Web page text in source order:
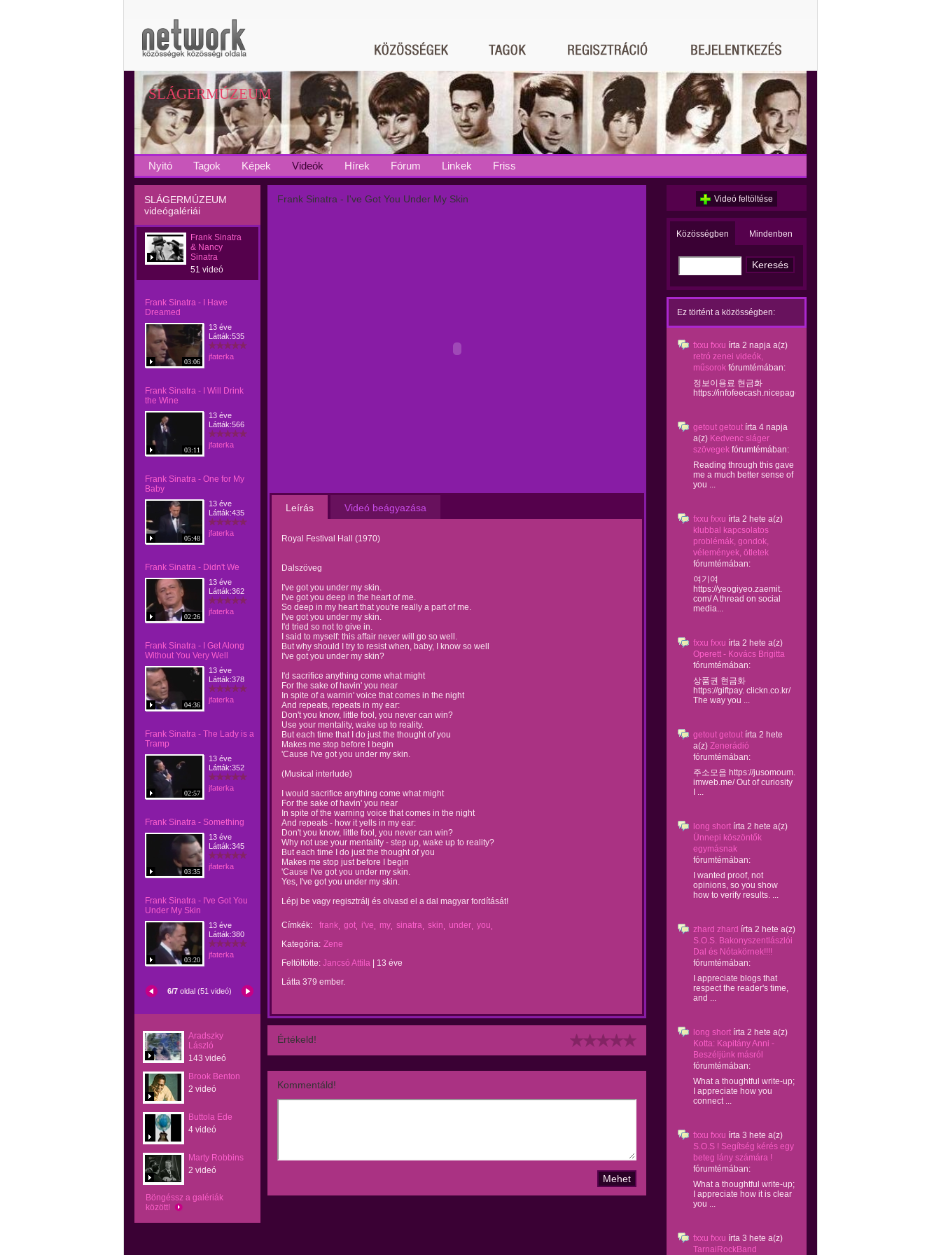
SLÁGERMÚZEUM
Nyitó Tagok Képek Videók Hírek Fórum Linkek Friss
SLÁGERMÚZEUM
videógalériái
Frank Sinatra
& Nancy
Sinatra
51 videó
Frank Sinatra - I Have
Dreamed
03:06
13 éve
Látták:535
jfaterka
Frank Sinatra - I Will Drink
the Wine
03:11
13 éve
Látták:566
jfaterka
Frank Sinatra - One for My
Baby
05:48
13 éve
Látták:435
jfaterka
Frank Sinatra - Didn't We
02:26
13 éve
Látták:362
jfaterka
Frank Sinatra - I Get Along
Without You Very Well
04:36
13 éve
Látták:378
jfaterka
Frank Sinatra - The Lady is a
Tramp
02:57
13 éve
Látták:352
jfaterka
Frank Sinatra - Something
03:35
13 éve
Látták:345
jfaterka
Frank Sinatra - I've Got You
Under My Skin
03:20
13 éve
Látták:380
jfaterka
6/7 oldal (51 videó)
Aradszky
László
143 videó
Brook Benton
2 videó
Buttola Ede
4 videó
Marty Robbins
2 videó
Böngéssz a galériák
között!
Frank Sinatra - I've Got You Under My Skin
Leírás Videó beágyazása
Royal Festival Hall (1970)
Dalszöveg
I've got you under my skin.
I've got you deep in the heart of me.
So deep in my heart that you're really a part of me.
I've got you under my skin.
I'd tried so not to give in.
I said to myself: this affair never will go so well.
But why should I try to resist when, baby, I know so well
I've got you under my skin?
I'd sacrifice anything come what might
For the sake of havin' you near
In spite of a warnin' voice that comes in the night
And repeats, repeats in my ear:
Don't you know, little fool, you never can win?
Use your mentality, wake up to reality.
But each time that I do just the thought of you
Makes me stop before I begin
'Cause I've got you under my skin.
(Musical interlude)
I would sacrifice anything come what might
For the sake of havin' you near
In spite of the warning voice that comes in the night
And repeats - how it yells in my ear:
Don't you know, little fool, you never can win?
Why not use your mentality - step up, wake up to reality?
But each time I do just the thought of you
Makes me stop just before I begin
'Cause I've got you under my skin.
Yes, I've got you under my skin.
Lépj be vagy regisztrálj és olvasd el a dal magyar fordítását!
Címkék: frank got i've my sinatra skin under you
Kategória: Zene
Feltöltötte: Jancsó Attila
13 éve
Látta 379 ember.
Értékeld!
Kommentáld!
Videó feltöltése
Közösségben Mindenben
Ez történt a közösségben:
fxxu fxxu írta 2 napja a(z)
retró zenei videók,
műsorok fórumtémában:
정보이용료 현금화
https://infofeecash.nicepage...
getout getout írta 4 napja
a(z) Kedvenc sláger
szövegek fórumtémában:
Reading through this gave
me a much better sense of
you ...
fxxu fxxu írta 2 hete a(z)
klubbal kapcsolatos
problémák, gondok,
vélemények, ötletek
fórumtémában:
여기여
https://yeogiyeo.zaemit.
com/ A thread on social
media...
fxxu fxxu írta 2 hete a(z)
Operett - Kovács Brigitta
fórumtémában:
상품권 현금화
https://giftpay. clickn.co.kr/
The way you ...
getout getout írta 2 hete
a(z) Zenerádió
fórumtémában:
주소모음 https://jusomoum.
imweb.me/ Out of curiosity
I ...
long short írta 2 hete a(z)
Ünnepi köszöntők
egymásnak
fórumtémában:
I wanted proof, not
opinions, so you show
how to verify results. ...
zhard zhard írta 2 hete a(z)
S.O.S. Bakonyszentlászlói
Dal és Nótakörnek!!!!
fórumtémában:
I appreciate blogs that
respect the reader's time,
and ...
long short írta 2 hete a(z)
Kotta: Kapitány Anni -
Beszéljünk másról
fórumtémában:
What a thoughtful write-up;
I appreciate how you
connect ...
fxxu fxxu írta 3 hete a(z)
S.O.S ! Segítség kérés egy
beteg lány számára !
fórumtémában:
What a thoughtful write-up;
I appreciate how it is clear
you ...
fxxu fxxu írta 3 hete a(z)
TarnaiRockBand